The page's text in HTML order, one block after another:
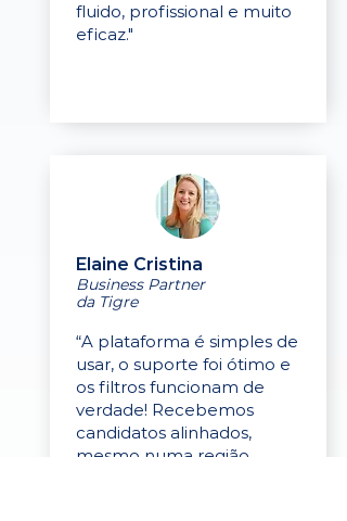
fluido, profissional e muito
eficaz."
Elaine Cristina
Business Partner
da Tigre
“A plataforma é simples de
usar, o suporte foi ótimo e
os filtros funcionam de
verdade! Recebemos
candidatos alinhados,
mesmo numa região